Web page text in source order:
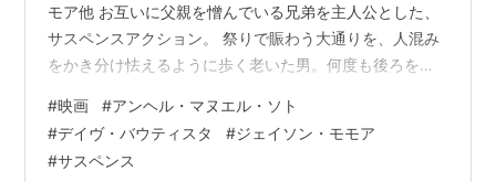
モア他 お互いに父親を憎んでいる兄弟を主人公とした、
サスペンスアクション。 祭りで賑わう大通りを、人混み
をかき分け怯えるように歩く老いた男。何度も後ろを振
て…。 ハワイが舞台となっている作品のため、引きの映
像で見るハワイの景色は、大変美しいものでした。ハワ
イ式のお葬式の様子を見ることが出来るのも、あまりな
#映画 #アンヘル・マヌエル・ソト
#デイヴ・バウティスタ #ジェイソン・モモア
#サスペンス